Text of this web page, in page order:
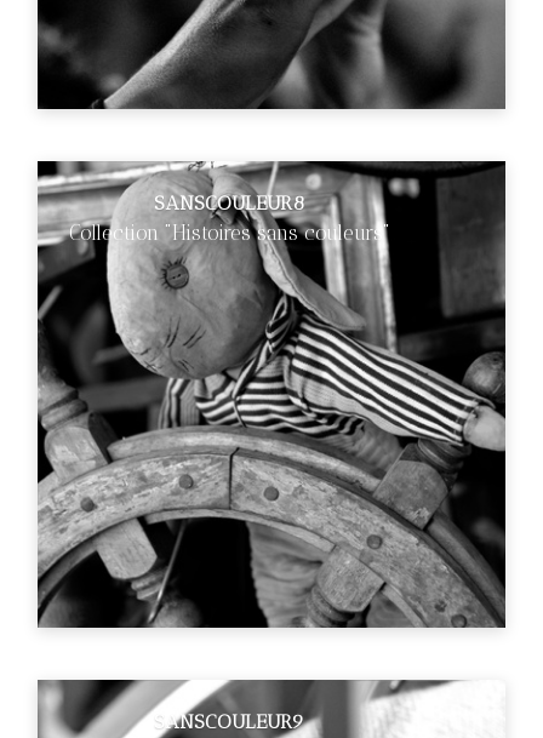
SANSCOULEUR8
Collection "Histoires sans couleurs"
€89
SANSCOULEUR9